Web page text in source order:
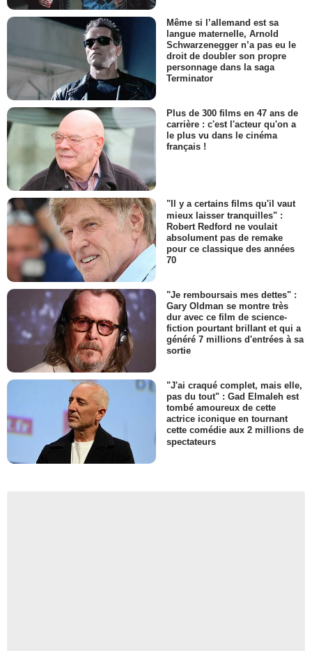
Même si l’allemand est sa
langue maternelle, Arnold
Schwarzenegger n’a pas eu le
droit de doubler son propre
personnage dans la saga
Terminator
Plus de 300 films en 47 ans de
carrière : c'est l'acteur qu'on a
le plus vu dans le cinéma
français !
"Il y a certains films qu'il vaut
mieux laisser tranquilles" :
Robert Redford ne voulait
absolument pas de remake
pour ce classique des années
70
"Je remboursais mes dettes" :
Gary Oldman se montre très
dur avec ce film de science-
fiction pourtant brillant et qui a
généré 7 millions d'entrées à sa
sortie
"J'ai craqué complet, mais elle,
pas du tout" : Gad Elmaleh est
tombé amoureux de cette
actrice iconique en tournant
cette comédie aux 2 millions de
spectateurs